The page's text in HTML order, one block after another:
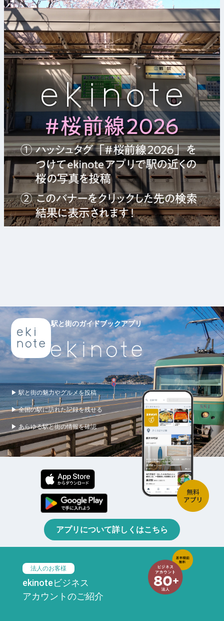
駅と街のガイドブックアプリ
▶ 駅と街の魅力やグルメを投稿
▶ 全国の駅に訪れた記録を残せる
▶ あらゆる駅と街の情報を確認
アプリについて詳しくはこちら
法人のお客様
ekinoteビジネス
アカウントのご紹介